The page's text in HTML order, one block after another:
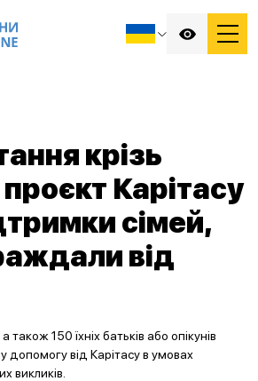
крізь
Карітасу
сімей,
від
також 150 їхніх батьків або опікунів
допомогу від Карітасу в умовах
викликів.